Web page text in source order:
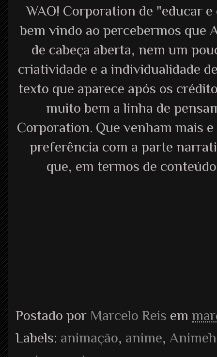
WAO! Corporation de "educar
bem vindo ao percebermos que
de cabeça aberta, nem um
criatividade e a individualidade
texto que aparece após os
muito bem a linha de
Corporation. Que venham mais
preferência com a parte
que, em termos de
Postado por Marcelo Reis em
Labels: animação, anime,